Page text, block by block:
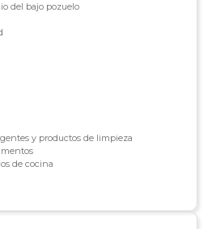
del bajo pozuelo
y productos de limpieza
de cocina